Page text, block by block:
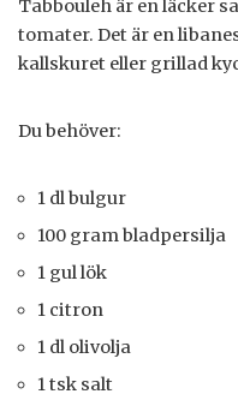
Tabbouleh är en läcker
tomater. Det är en
kallskuret eller grillad
Du behöver:
1 dl bulgur
100 gram bladpersilja
1 gul lök
1 citron
1 dl olivolja
1 tsk salt